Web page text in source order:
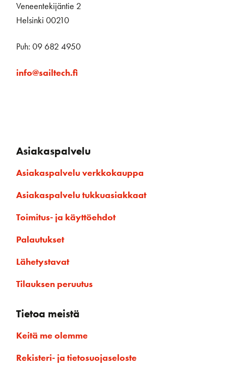
Veneentekijäntie 2
Helsinki 00210
Puh: 09 682 4950
info@sailtech.fi
Asiakaspalvelu
Asiakaspalvelu verkkokauppa
Asiakaspalvelu tukkuasiakkaat
Toimitus- ja käyttöehdot
Palautukset
Lähetystavat
Tilauksen peruutus
Tietoa meistä
Keitä me olemme
Rekisteri- ja tietosuojaseloste